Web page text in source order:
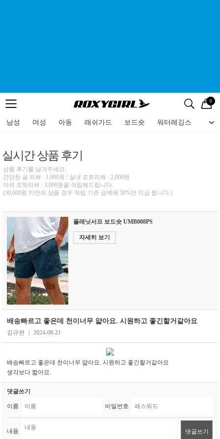
메뉴 검색
로고 0
남성 여성 아동 래쉬가드 보드숏 워터레깅스 비
메뉴
실시간 상품 후기
상품 후기를 남겨주세요.
간단한 글 리뷰 : 1,000원 / 실내 포토리뷰 : 2,000원
야외 포토리뷰 : 3,000원을 적립해드립니다.
(30,000원 미만의 상품 경우 적립 기준 금액에 50%만 지급 됩니다.)
플래닛서프 보드숏 UMB008PS
자세히 보기
배송빠르고 좋은데 천이너무 얇아요. 시원하고 좋긴할거같아요
김규완 2024-08-21
배송빠르고 좋은데 천이너무 얇아요. 시원하고 좋긴할거같아요
생각보다 짧아요.
댓글쓰기
이름 비밀번호
내용 댓글쓰기